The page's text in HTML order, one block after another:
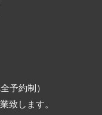
予約制）
致します。